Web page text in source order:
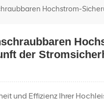
Hochstrom-
der
und Effizienz Ihrer